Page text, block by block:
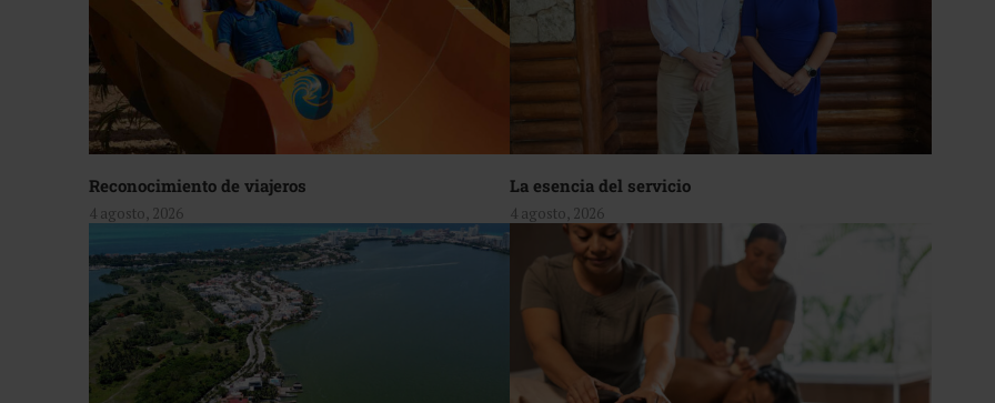
Reconocimiento de viajeros
4 agosto, 2026
La esencia del servicio
4 agosto, 2026